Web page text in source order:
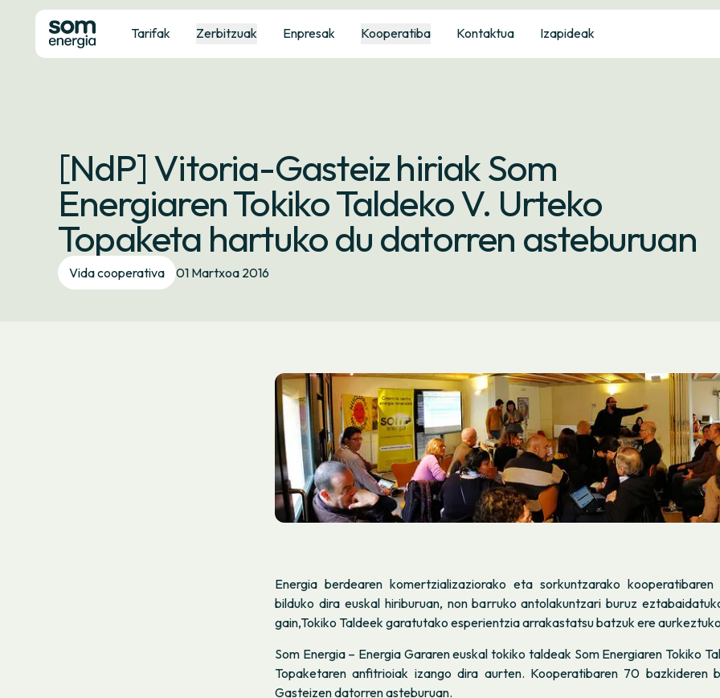
Tarifak Zerbitzuak Enpresak Kooperatiba Kontaktua Izapideak
[NdP] Vitoria-Gasteiz hiriak Som
Energiaren Tokiko Taldeko V. Urteko
Topaketa hartuko du datorren asteburuan
Vida cooperativa 01 Martxoa 2016
Energia berdearen komertzializaziorako eta sorkuntzarako
bilduko dira euskal hiriburuan, non barruko antolakuntzari buruz
gain,Tokiko Taldeek garatutako esperientzia arrakastatsu batzuk ere
Som Energia – Energia Gararen euskal tokiko taldeak Som Energiaren Tokiko
Topaketaren anfitrioiak izango dira aurten. Kooperatibaren 70 bazkideren
Gasteizen datorren asteburuan.